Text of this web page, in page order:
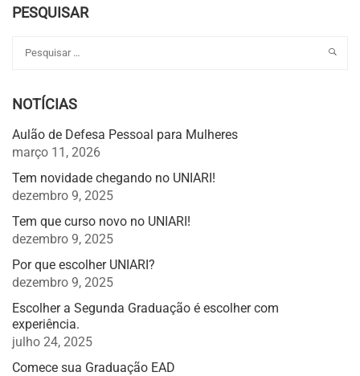
PESQUISAR
NOTÍCIAS
Aulão de Defesa Pessoal para Mulheres
março 11, 2026
Tem novidade chegando no UNIARI!
dezembro 9, 2025
Tem que curso novo no UNIARI!
dezembro 9, 2025
Por que escolher UNIARI?
dezembro 9, 2025
Escolher a Segunda Graduação é escolher com
experiência.
julho 24, 2025
Comece sua Graduação EAD